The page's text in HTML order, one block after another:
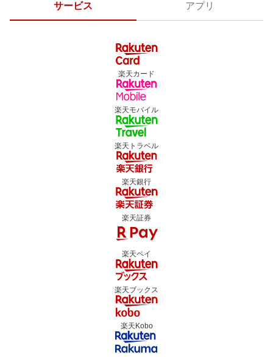
サービス アプリ
楽天カード
楽天モバイル
楽天トラベル
楽天銀行
楽天証券
楽天ペイ
楽天ブックス
楽天Kobo